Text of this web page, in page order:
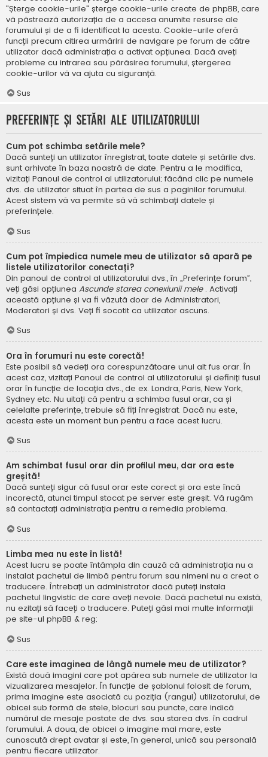
"Șterge cookie-urile" șterge cookie-urile create de phpBB, care
vă păstrează autorizația de a accesa anumite resurse ale
forumului și de a fi identificat la acesta. Cookie-urile oferă
funcții precum citirea urmăririi de navigare pe forum de către
utilizator dacă administrația a activat opțiunea. Dacă aveți
probleme cu intrarea sau părăsirea forumului, ștergerea
cookie-urilor vă va ajuta cu siguranță.
Sus
Preferințe și setări ale utilizatorului
Cum pot schimba setările mele?
Dacă sunteți un utilizator înregistrat, toate datele și setările dvs.
sunt arhivate în baza noastră de date. Pentru a le modifica,
vizitați Panoul de control al utilizatorului; făcând clic pe numele
dvs. de utilizator situat în partea de sus a paginilor forumului.
Acest sistem vă va permite să vă schimbați datele și
preferințele.
Sus
Cum pot împiedica numele meu de utilizator să apară pe
listele utilizatorilor conectați?
Din panoul de control al utilizatorului dvs., în „Preferințe forum”,
veți găsi opțiunea Ascunde starea conexiunii mele . Activați
această opțiune și va fi văzută doar de Administratori,
Moderatori și dvs. Veți fi socotit ca utilizator ascuns.
Sus
Ora în forumuri nu este corectă!
Este posibil să vedeți ora corespunzătoare unui alt fus orar. În
acest caz, vizitați Panoul de control al utilizatorului și definiți fusul
orar în funcție de locația dvs., de ex. Londra, Paris, New York,
Sydney etc. Nu uitați că pentru a schimba fusul orar, ca și
celelalte preferințe, trebuie să fiți înregistrat. Dacă nu este,
acesta este un moment bun pentru a face acest lucru.
Sus
Am schimbat fusul orar din profilul meu, dar ora este
greșită!
Dacă sunteți sigur că fusul orar este corect și ora este încă
incorectă, atunci timpul stocat pe server este greșit. Vă rugăm
să contactați administrația pentru a remedia problema.
Sus
Limba mea nu este în listă!
Acest lucru se poate întâmpla din cauză că administrația nu a
instalat pachetul de limbă pentru forum sau nimeni nu a creat o
traducere. Întrebați un administrator dacă puteți instala
pachetul lingvistic de care aveți nevoie. Dacă pachetul nu există,
nu ezitați să faceți o traducere. Puteți găsi mai multe informații
pe site-ul phpBB & reg;
Sus
Care este imaginea de lângă numele meu de utilizator?
Există două imagini care pot apărea sub numele de utilizator la
vizualizarea mesajelor. În funcție de șablonul folosit de forum,
prima imagine este asociată cu poziția (rangul) utilizatorului, de
obicei sub formă de stele, blocuri sau puncte, care indică
numărul de mesaje postate de dvs. sau starea dvs. în cadrul
forumului. A doua, de obicei o imagine mai mare, este
cunoscută drept avatar și este, în general, unică sau personală
pentru fiecare utilizator.